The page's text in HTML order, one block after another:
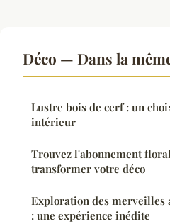
Déco — Dans la
Lustre bois de cerf : un
intérieur
Trouvez l'abonnement
transformer votre déco
Exploration des merveilles
: une expérience inédite